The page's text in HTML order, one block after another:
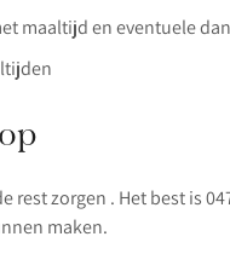
maaltijd en eventuele
rest zorgen . Het best is
maken.